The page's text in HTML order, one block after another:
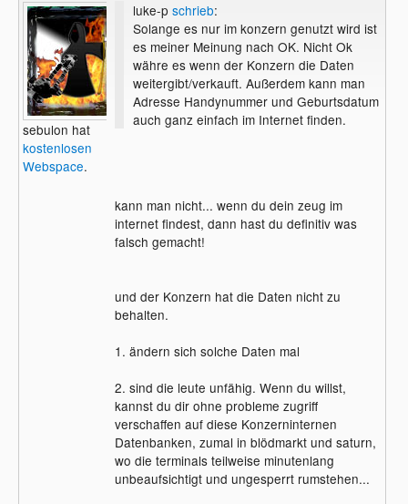
sebulon hat
kostenlosen
Webspace.
luke-p schrieb:
Solange es nur im konzern genutzt wird ist
es meiner Meinung nach OK. Nicht Ok
währe es wenn der Konzern die Daten
weitergibt/verkauft. Außerdem kann man
Adresse Handynummer und Geburtsdatum
auch ganz einfach im Internet finden.
kann man nicht... wenn du dein zeug im
internet findest, dann hast du definitiv was
falsch gemacht!
und der Konzern hat die Daten nicht zu
behalten.
1. ändern sich solche Daten mal
2. sind die leute unfähig. Wenn du willst,
kannst du dir ohne probleme zugriff
verschaffen auf diese Konzerninternen
Datenbanken, zumal in blödmarkt und saturn,
wo die terminals teilweise minutenlang
unbeaufsichtigt und ungesperrt rumstehen...